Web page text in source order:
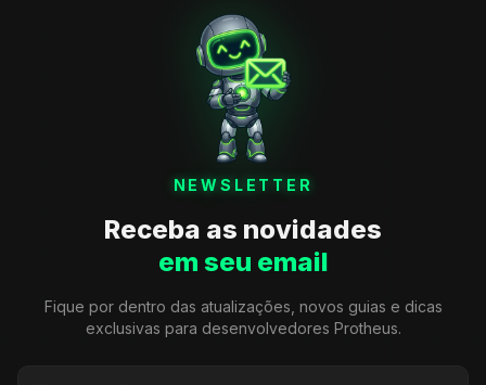
NEWSLETTER
Receba as novidades
em seu email
Fique por dentro das atualizações, novos guias e dicas
exclusivas para desenvolvedores Protheus.